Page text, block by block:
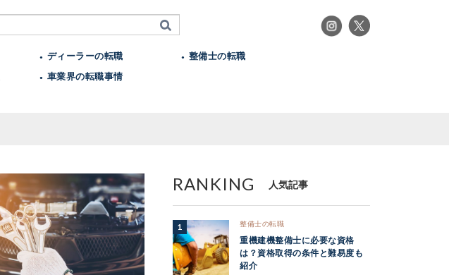
ディーラーの転職
整備士の転職
車業界の転職事情
RANKING 人気記事
整備士の転職
重機建機整備士に必要な資格
は？資格取得の条件と難易度も
紹介